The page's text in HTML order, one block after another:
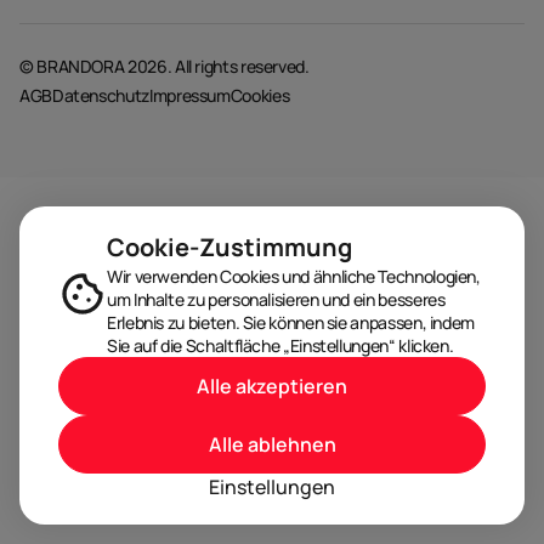
© BRANDORA 2026. All rights reserved.
AGBDatenschutzImpressumCookies
Cookie-Zustimmung
Wir verwenden Cookies und ähnliche Technologien,
um Inhalte zu personalisieren und ein besseres
Erlebnis zu bieten. Sie können sie anpassen, indem
Sie auf die Schaltfläche „Einstellungen“ klicken.
Einstellungen
Alle ablehnen
Alle akzeptieren